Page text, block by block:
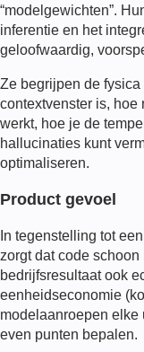
“modelgewichten”.
inferentie en het
geloofwaardig,
Ze begrijpen de
contextvenster is, hoe
werkt, hoe je de
hallucinaties kunt
optimaliseren.
Product gevoel
In tegenstelling tot
zorgt dat code
bedrijfsresultaat ook
eenheidseconomie
modelaanroepen elke
even punten bepalen.